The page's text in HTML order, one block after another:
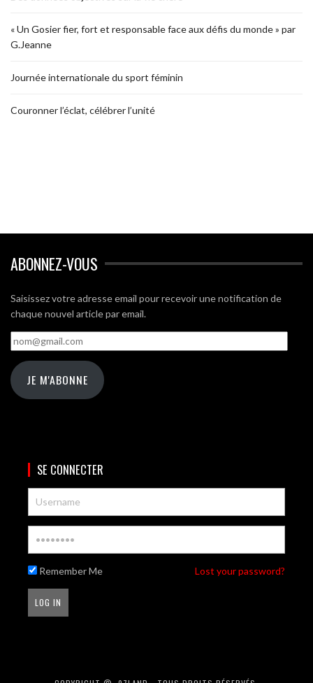
« Un Gosier fier, fort et responsable face aux défis du monde » par
G.Jeanne
Journée internationale du sport féminin
Couronner l’éclat, célébrer l’unité
ABONNEZ-VOUS
Saisissez votre adresse email pour recevoir une notification de
chaque nouvel article par email.
nom@gmail.com
JE M'ABONNE
SE CONNECTER
Remember Me Lost your password?